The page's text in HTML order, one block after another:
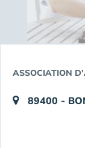
ASSOCIATION
89400 -